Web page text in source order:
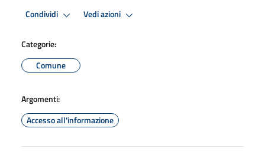
Condividi Vedi azioni
Categorie:
Comune
Argomenti:
Accesso all'informazione